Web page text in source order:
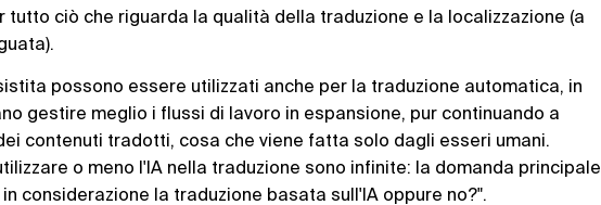
ciò che riguarda la qualità della traduzione e la localizzazione (a
possono essere utilizzati anche per la traduzione automatica, in
gestire meglio i flussi di lavoro in espansione, pur continuando a
contenuti tradotti, cosa che viene fatta solo dagli esseri umani.
o meno l'IA nella traduzione sono infinite: la domanda principale
considerazione la traduzione basata sull'IA oppure no?".